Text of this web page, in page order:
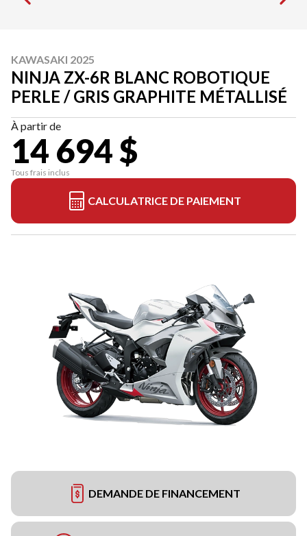
KAWASAKI 2025
NINJA ZX-6R BLANC ROBOTIQUE
PERLE / GRIS GRAPHITE MÉTALLISÉ
À partir de
14 694 $
Tous frais inclus
CALCULATRICE DE PAIEMENT
DEMANDE DE FINANCEMENT